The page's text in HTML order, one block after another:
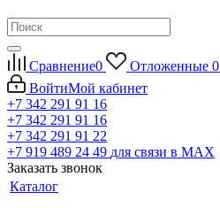
Сравнение0 Отложенные 0
ВойтиМой кабинет
+7 342 291 91 16
+7 342 291 91 16
+7 342 291 91 22
+7 919 489 24 49 для связи в МАХ
Заказать звонок
Каталог